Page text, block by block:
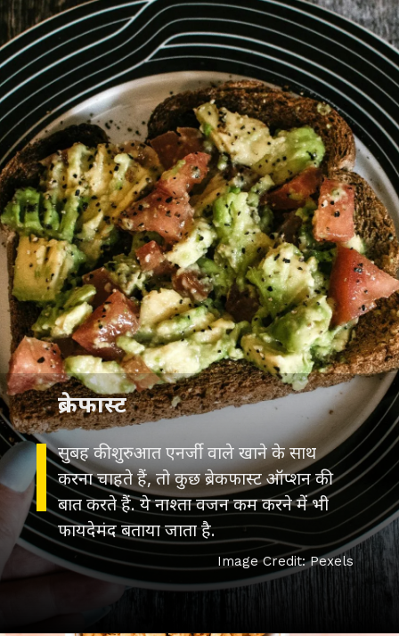
सुबह की शुरुआत एनर्जी वाले खाने के साथ
करना चाहते हैं, तो कुछ ब्रेकफास्ट ऑप्शन की
बात करते हैं. ये नाश्ता वजन कम करने में भी
फायदेमंद बताया जाता है.
ब्रेकफास्ट
Image Credit: Pexels